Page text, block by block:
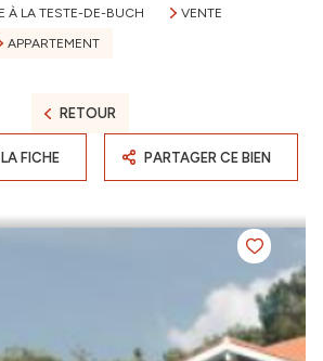
À LA TESTE-DE-BUCH
VENTE
APPARTEMENT
RETOUR
FICHE PARTAGER CE BIEN